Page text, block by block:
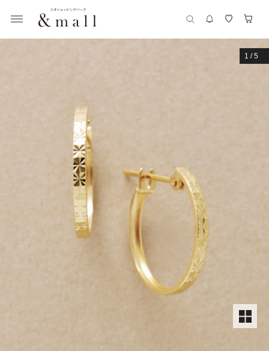
1 /5